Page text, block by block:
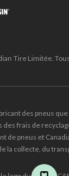
Tire Limitée.
des pneus que
des frais de
de pneus et
la collecte, du